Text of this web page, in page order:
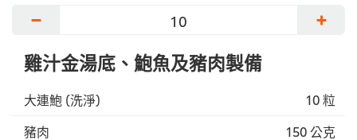
− +
雞汁金湯底、鮑魚及豬肉製備
大連鮑 (洗淨)
10 粒
豬肉
150 公克